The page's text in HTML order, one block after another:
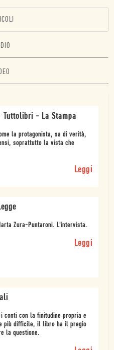
Tuttolibri - La Stampa
la protagonista, sa di verità,
soprattutto la vista che
Leggi
Zura-Puntaroni. L'intervista.
Leggi
conti con la finitudine propria e
più difficile, il libro ha il pregio
la questione.